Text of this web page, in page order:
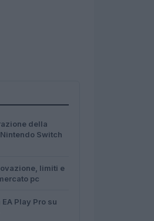
della
Switch
limiti e
pc
Play Pro su